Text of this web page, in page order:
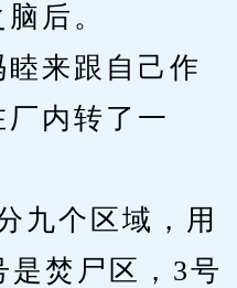
后。
来跟自己作
内转了一
个区域，用
是焚尸区，3号